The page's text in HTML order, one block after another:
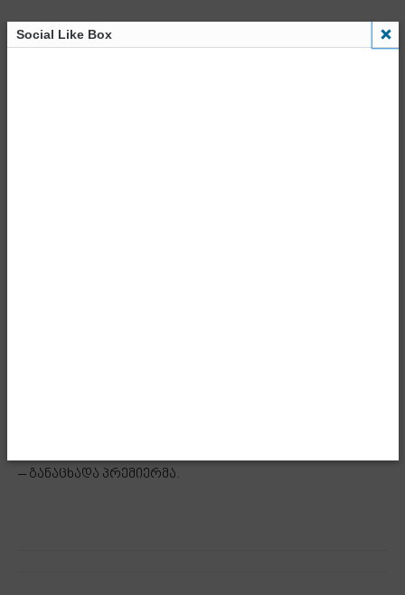
„როგორც მოგეხსენებათ, დღეს, საქართველოს
პარლამენტში ნდობის გამოსაცხადებლად შედის
– განაცხადა პრემიერმა.
Social Like Box